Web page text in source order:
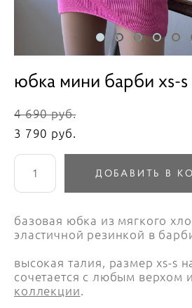
юбка мини барби xs-s
4 690 pуб.
3 790 pуб.
ДОБАВИТЬ В
базовая юбка из мягкого
эластичной резинкой в
высокая талия, размер xs-s
сочетается с любым верхом
коллекции.